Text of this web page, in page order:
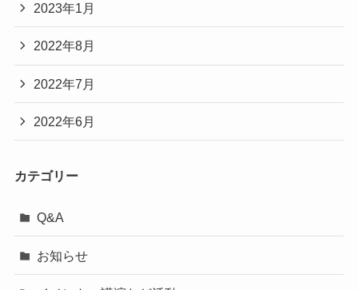
2023年1月
2022年8月
2022年7月
2022年6月
カテゴリー
Q&A
お知らせ